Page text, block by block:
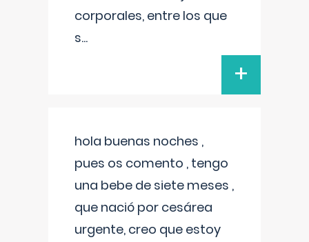
corporales, entre los que
s...
+
hola buenas noches ,
pues os comento , tengo
una bebe de siete meses ,
que nació por cesárea
urgente, creo que estoy